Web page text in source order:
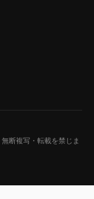
無断複写・転載を禁じま